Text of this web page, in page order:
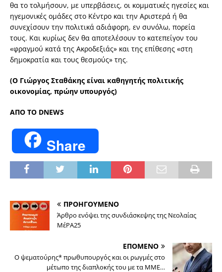
θα το τολμήσουν, με υπερβάσεις, οι κομματικές ηγεσίες και
ηγεμονικές ομάδες στο Κέντρο και την Αριστερά ή θα
συνεχίσουν την πολιτικά αδιάφορη, εν συνόλω, πορεία
τους. Και κυρίως δεν θα αποτελέσουν το κατεπείγον του
«φραγμού κατά της Ακροδεξιάς» και της επίθεσης «στη
δημοκρατία και τους θεσμούς» της.
(Ο Γιώργος Σταθάκης είναι καθηγητής πολιτικής
οικονομίας, πρώην υπουργός)
ΑΠΟ ΤΟ DNEWS
Share
ΠΡΟΗΓΟΥΜΕΝΟ
Άρθρο ενόψει της συνδιάσκεψης της Νεολαίας
ΜέΡΑ25
ΕΠΟΜΕΝΟ
Ο ψεματούρης* πρωθυπουργός και οι ρωγμές στο
μέτωπο της διαπλοκής του με τα ΜΜΕ…